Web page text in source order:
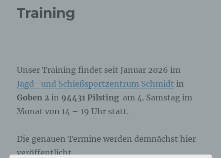
Training
Unser Training findet seit Januar 2026 im
Jagd- und Schießsportzentrum Schmidt in
Goben 2 in 94431 Pilsting am 4. Samstag im
Monat von 14 – 19 Uhr statt.
Die genauen Termine werden demnächst hier
veröffentlicht.